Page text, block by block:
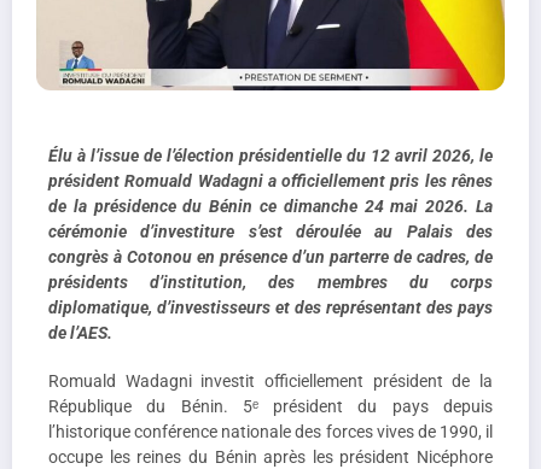
Élu à l’issue de l’élection présidentielle du 12 avril 2026, le
président Romuald Wadagni a officiellement pris les rênes
de la présidence du Bénin ce dimanche 24 mai 2026. La
cérémonie d’investiture s’est déroulée au Palais des
congrès à Cotonou en présence d’un parterre de cadres, de
présidents d’institution, des membres du corps
diplomatique, d’investisseurs et des représentant des pays
de l’AES.
Romuald Wadagni investit officiellement président de la
République du Bénin. 5ᵉ président du pays depuis
l’historique conférence nationale des forces vives de 1990, il
occupe les reines du Bénin après les président Nicéphore